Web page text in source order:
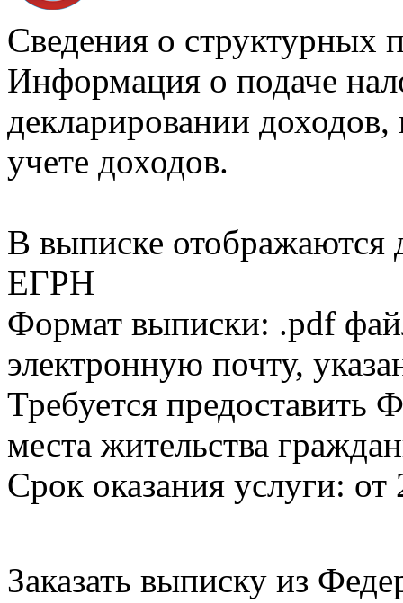
Сведения о структурных
Информация о подаче
декларировании доходов,
учете доходов.
В выписке
ЕГРН
Формат выписки: .pdf
электронную почту,
Требуется
места жительства
Срок оказания услуги: от
Заказать выписку из